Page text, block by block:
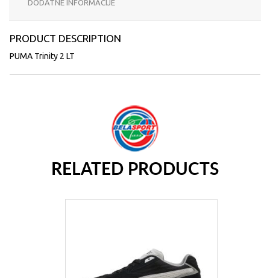
DODATNE INFORMACIJE
PRODUCT DESCRIPTION
PUMA Trinity 2 LT
RELATED PRODUCTS